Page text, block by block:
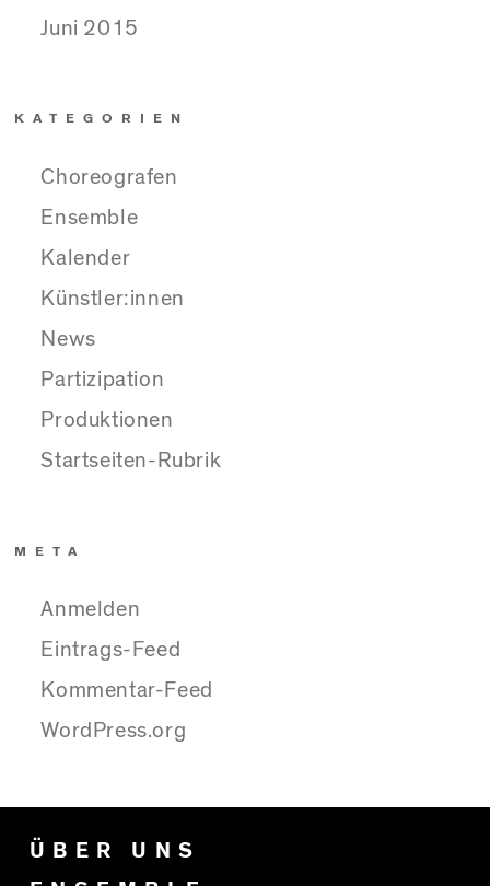
Juni 2015
KATEGORIEN
Choreografen
Ensemble
Kalender
Künstler:innen
News
Partizipation
Produktionen
Startseiten-Rubrik
META
Anmelden
Eintrags-Feed
Kommentar-Feed
WordPress.org
ÜBER UNS